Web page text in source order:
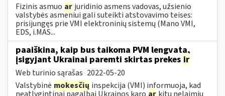
Fizinis asmuo ar juridinio asmens vadovas, užsienio
valstybės asmeniui gali suteikti atstovavimo teises:
prisijungęs prie VMI elektroninių sistemų (Mano VMI,
EDS, i.MAS...
paaiškina, kaip bus taikoma PVM lengvata,
įsigyjant Ukrainai paremti skirtas prekes ir
Web turinio sąrašas 2022-05-20
Valstybinė mokesčių inspekcija (VMI) informuoja, kad
neatlygintinai pagalbai Ukrainos karo ar kitų nelaimių